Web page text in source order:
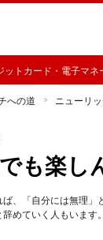
ットカード・電子マネ
への道 ニューリ
も楽し
、「自分には無理
めていく人もいます